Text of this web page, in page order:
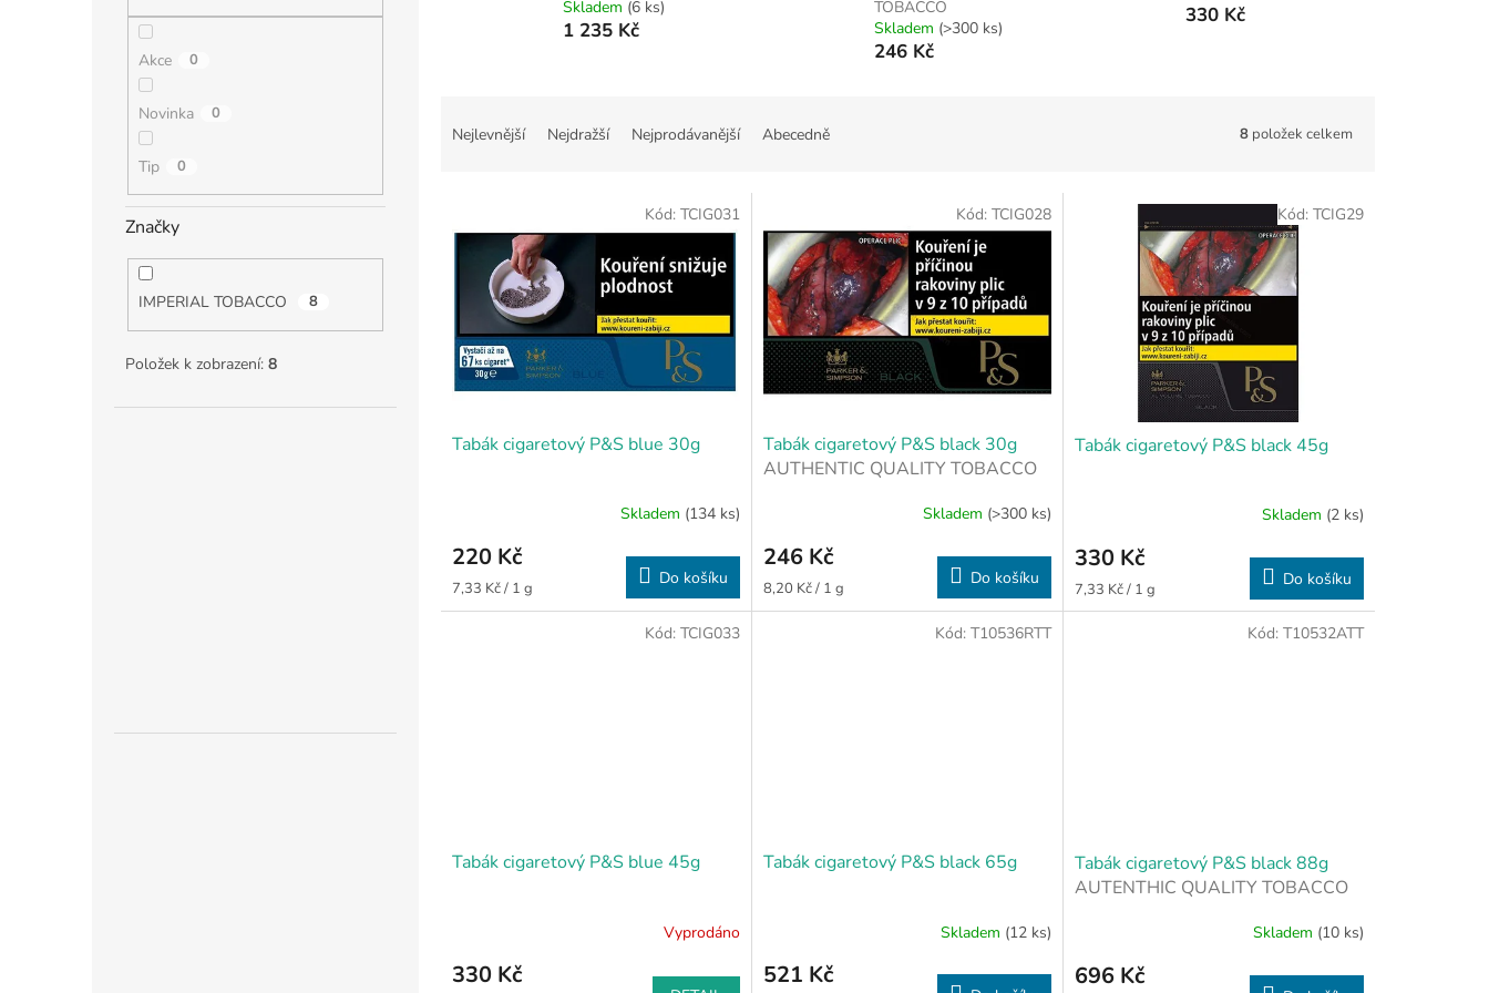
Akce 0
Novinka 0
Tip 0
Značky
IMPERIAL TOBACCO 8
Položek k zobrazení: 8
Skladem (6 ks)
1 235 Kč
TOBACCO
Skladem (>300 ks)
246 Kč
330 Kč
Nejlevnější Nejdražší Nejprodávanější Abecedně 8 položek celkem
Tabák cigaretový P&S blue 30g
Skladem (134 ks)
220 Kč
Měrná
cena:
7,33 Kč / 1 g Do košíku
Kód: TCIG031
Tabák cigaretový P&S black 30g
AUTHENTIC QUALITY TOBACCO
Skladem (>300 ks)
246 Kč
Měrná
cena:
8,20 Kč / 1 g Do košíku
Kód: TCIG028
Tabák cigaretový P&S black 45g
Skladem (2 ks)
330 Kč
Měrná
cena:
7,33 Kč / 1 g Do košíku
Kód: TCIG29
Tabák cigaretový P&S blue 45g
Vyprodáno
330 Kč
Kód: TCIG033
Tabák cigaretový P&S black 65g
Skladem (12 ks)
521 Kč
Kód: T10536RTT
Tabák cigaretový P&S black 88g
AUTENTHIC QUALITY TOBACCO
Skladem (10 ks)
696 Kč
Kód: T10532ATT